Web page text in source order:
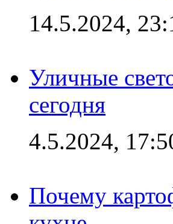
14.5.2024,
Уличные
сегодня
4.5.2024,
Почему